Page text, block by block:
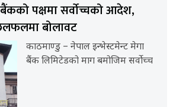
बैंकको पक्षमा सर्वाेच्चको आदेश,
बोलावट
काठमाण्डु – नेपाल इन्भेस्टमेन्ट मेगा
बैंक लिमिटेडको माग बमोजिम सर्वोच्च